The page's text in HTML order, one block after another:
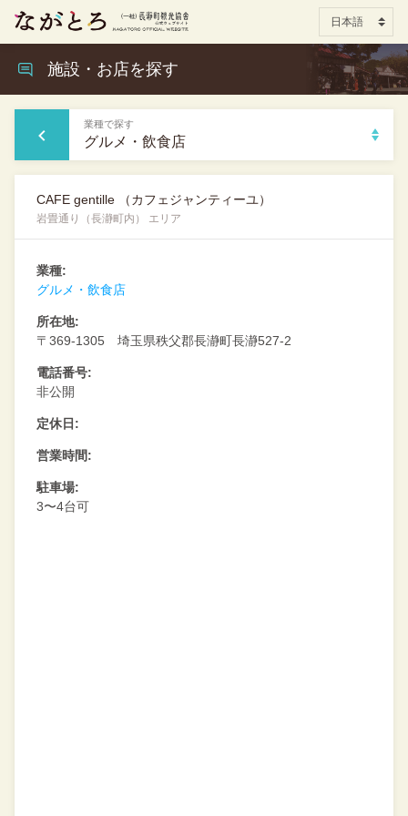
施設・お店を探す
業種で探す
グルメ・飲食店
CAFE gentille （カフェジャンティーユ）
岩畳通り（長瀞町内） エリア
業種:
グルメ・飲食店
所在地:
〒369-1305 埼玉県秩父郡長瀞町長瀞527-2
電話番号:
非公開
定休日:
営業時間:
駐車場:
3〜4台可